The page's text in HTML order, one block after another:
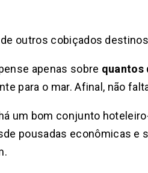
outros cobiçados
apenas sobre quantos
para o mar. Afinal, não
um bom conjunto
pousadas econômicas